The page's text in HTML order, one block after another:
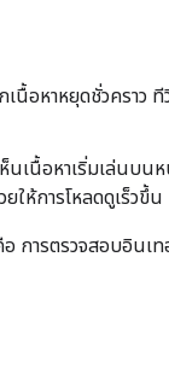
อหาหยุดชั่วคราว ที
ห็นเนื้อหาเริ่มเล่น
ให้การโหลดดูเร็วขึ้น
การตรวจสอบอินเท